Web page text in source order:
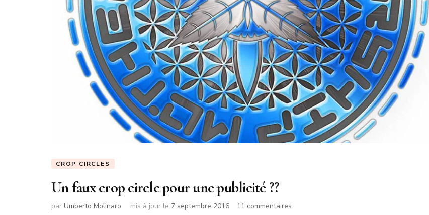
CROP CIRCLES
Un faux crop circle pour une publicité ??
par Umberto Molinaro mis à jour le 7 septembre 2016 11 commentaires